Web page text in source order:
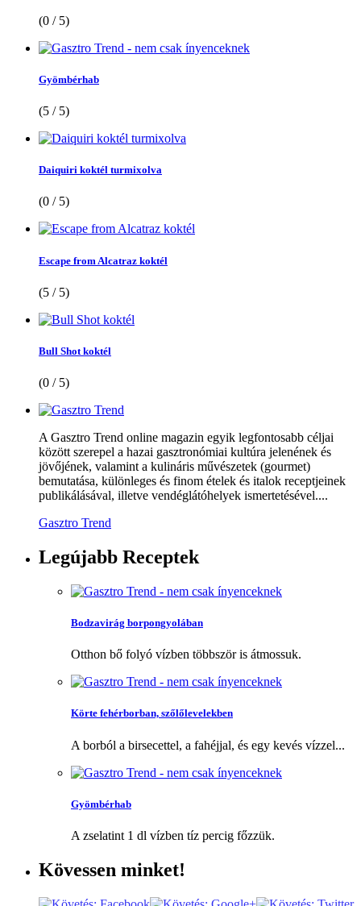
(0 / 5)
Gyömbérhab
(5 / 5)
Daiquiri koktél turmixolva
(0 / 5)
Escape from Alcatraz koktél
(5 / 5)
Bull Shot koktél
(0 / 5)
A Gasztro Trend online magazin egyik legfontosabb céljai
között szerepel a hazai gasztronómiai kultúra jelenének és
jövőjének, valamint a kulináris művészetek (gourmet)
bemutatása, különleges és finom ételek és italok receptjeinek
publikálásával, illetve vendéglátóhelyek ismertetésével....
Gasztro Trend
Legújabb Receptek
Bodzavirág borpongyolában
Otthon bő folyó vízben többször is átmossuk.
Körte fehérborban, szőlőlevelekben
A borból a birsecettel, a fahéjjal, és egy kevés vízzel...
Gyömbérhab
A zselatint 1 dl vízben tíz percig főzzük.
Kövessen minket!